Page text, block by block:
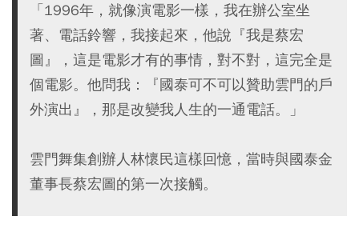
「1996年，就像演電影一樣，我在辦公室坐
著、電話鈴響，我接起來，他說『我是蔡宏
圖』，這是電影才有的事情，對不對，這完全是
個電影。他問我：『國泰可不可以贊助雲門的戶
外演出』，那是改變我人生的一通電話。」
雲門舞集創辦人林懷民這樣回憶，當時與國泰金
董事長蔡宏圖的第一次接觸。